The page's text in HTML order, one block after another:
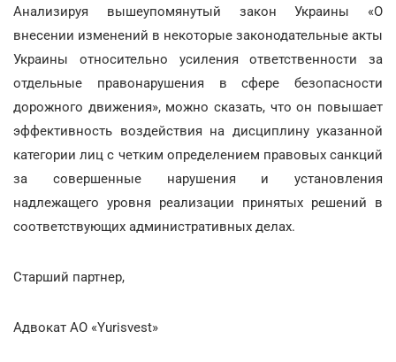
Анализируя вышеупомянутый закон Украины «О
внесении изменений в некоторые законодательные акты
Украины относительно усиления ответственности за
отдельные правонарушения в сфере безопасности
дорожного движения», можно сказать, что он повышает
эффективность воздействия на дисциплину указанной
категории лиц с четким определением правовых санкций
за совершенные нарушения и установления
надлежащего уровня реализации принятых решений в
соответствующих административных делах.
Старший партнер,
Адвокат АО «Yurisvest»